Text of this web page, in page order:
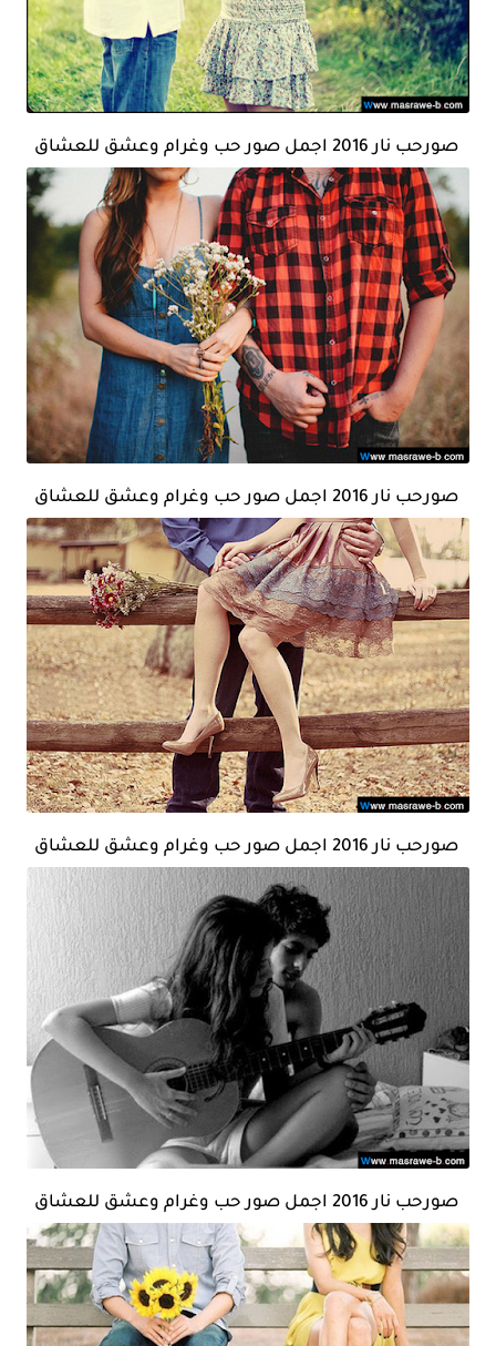
صورحب نار 2016 اجمل صور حب وغرام وعشق للعشاق
صورحب نار 2016 اجمل صور حب وغرام وعشق للعشاق
صورحب نار 2016 اجمل صور حب وغرام وعشق للعشاق
صورحب نار 2016 اجمل صور حب وغرام وعشق للعشاق